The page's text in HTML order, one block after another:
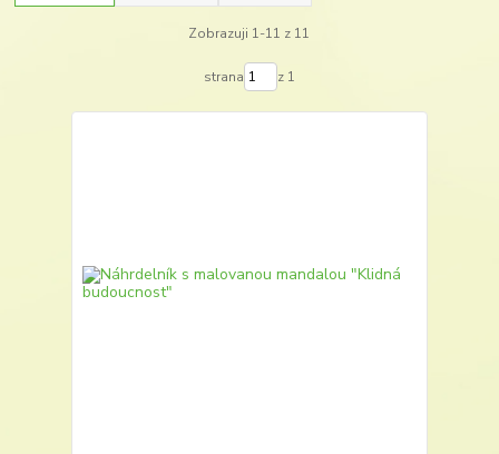
Zobrazuji 1-11 z 11
strana z 1